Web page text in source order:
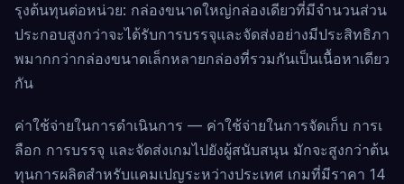
รุงต้นทุนต่อหน่วย: กล่องขนาดใหญ่กล่องเดียวที่มีจำนวนส่วน
ประกอบสูงกว่าจะได้รับการบรรจุและจัดส่งอย่างมีประสิทธิภา
พมากกว่ากล่องขนาดเล็กหลายกล่องที่รวมกันเป็นเนื้อหาเดียว
กัน
ค่าใช้จ่ายในการดำเนินการ — ค่าใช้จ่ายในการจัดเก็บ การเ
ลือก การบรรจุ และจัดส่งเกมไปยังผู้สนับสนุน มักจะสูงกว่าต้น
ทุนการผลิตสำหรับแคมเปญระหว่างประเทศ เกมที่มีราคา 14